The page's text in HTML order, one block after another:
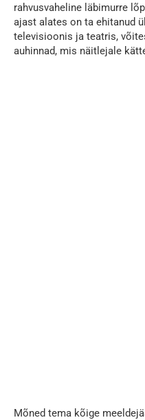
rahvusvaheline läbimurre
ajast alates on ta ehitanud
televisioonis ja teatris,
auhinnad, mis näitlejale
Mõned tema kõige